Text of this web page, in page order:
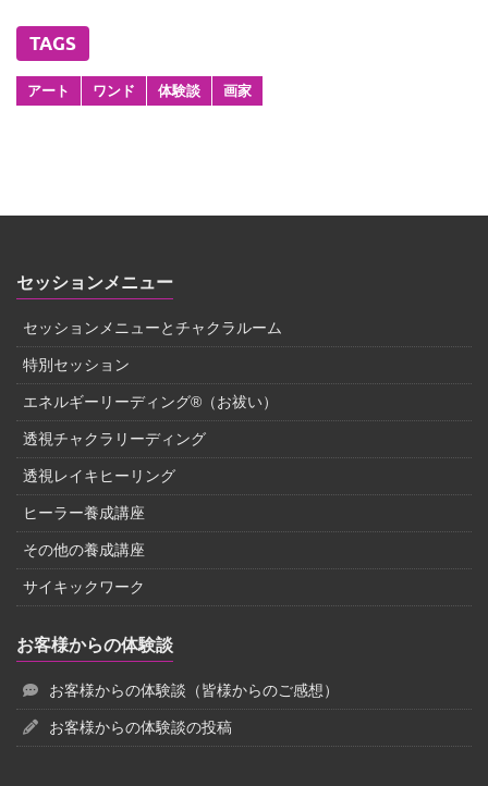
TAGS
アート ワンド 体験談 画家
セッションメニュー
セッションメニューとチャクラルーム
特別セッション
エネルギーリーディング®（お祓い）
透視チャクラリーディング
透視レイキヒーリング
ヒーラー養成講座
その他の養成講座
サイキックワーク
お客様からの体験談
お客様からの体験談（皆様からのご感想）
お客様からの体験談の投稿